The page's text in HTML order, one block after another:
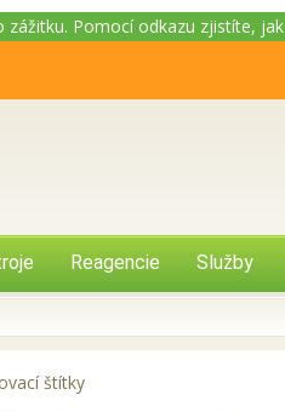
Pomocí odkazu zjistíte,
Reagencie Služby
štítky